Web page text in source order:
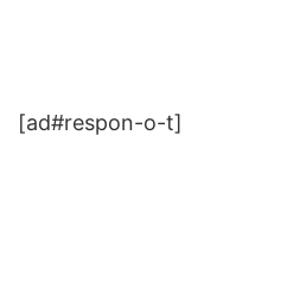
[ad#respon-o-t]